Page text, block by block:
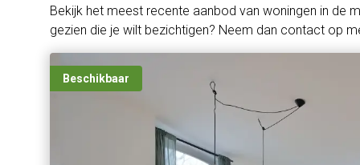
Bekijk het meest recente aanbod van woningen in de
gezien die je wilt bezichtigen? Neem dan contact op
Beschikbaar